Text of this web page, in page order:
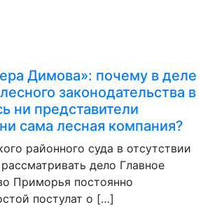
Димова»: почему в деле
законодательства в
ни представители
сама лесная компания?
районного суда в отсутствии
дело Главное
Приморья постоянно
постулат о […]